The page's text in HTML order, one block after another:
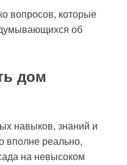
вопросов, которые
об
дом
навыков, знаний и
вполне реально,
на невысоком